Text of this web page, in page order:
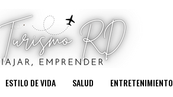
ESTILO DE VIDA SALUD ENTRETENIMIENTO